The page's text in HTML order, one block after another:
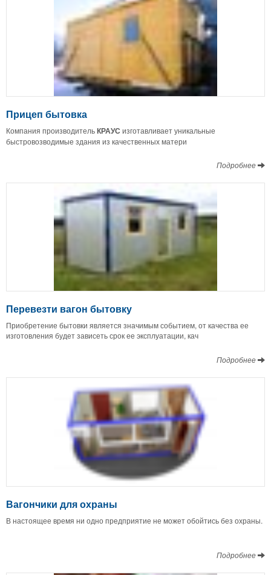
Прицеп бытовка
Компания производительКРАУС изготавливает уникальные
быстровозводимые здания из качественных матери
Подробнее
Перевезти вагон бытовку
Приобретение бытовки является значимым событием, от качества ее
изготовления будет зависеть срок ее эксплуатации, кач
Подробнее
Вагончики для охраны
В настоящее время ни одно предприятие не может обойтись без охраны.
Подробнее